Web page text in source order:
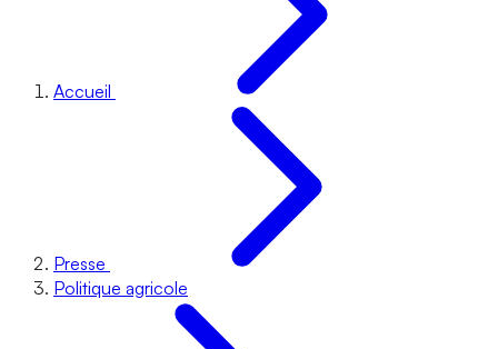
Accueil
Presse
Politique agricole